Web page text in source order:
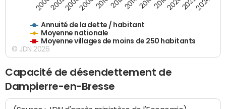
Annuité de la dette / habitant
Moyenne nationale
Moyenne villages de moins de 250 habitants
© JDN 2026
Capacité de désendettement de
Dampierre-en-Bresse